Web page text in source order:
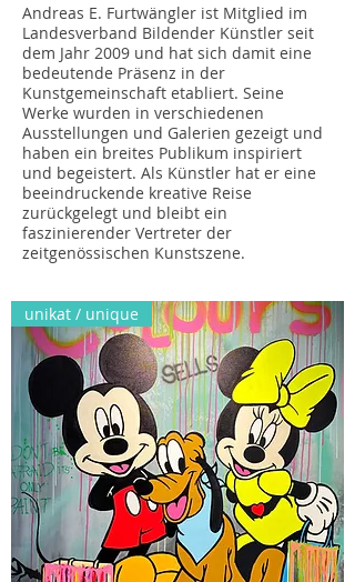
Andreas E. Furtwängler ist Mitglied im
Landesverband Bildender Künstler seit
dem Jahr 2009 und hat sich damit eine
bedeutende Präsenz in der
Kunstgemeinschaft etabliert. Seine
Werke wurden in verschiedenen
Ausstellungen und Galerien gezeigt und
haben ein breites Publikum inspiriert
und begeistert. Als Künstler hat er eine
beeindruckende kreative Reise
zurückgelegt und bleibt ein
faszinierender Vertreter der
zeitgenössischen Kunstszene.
unikat / unique